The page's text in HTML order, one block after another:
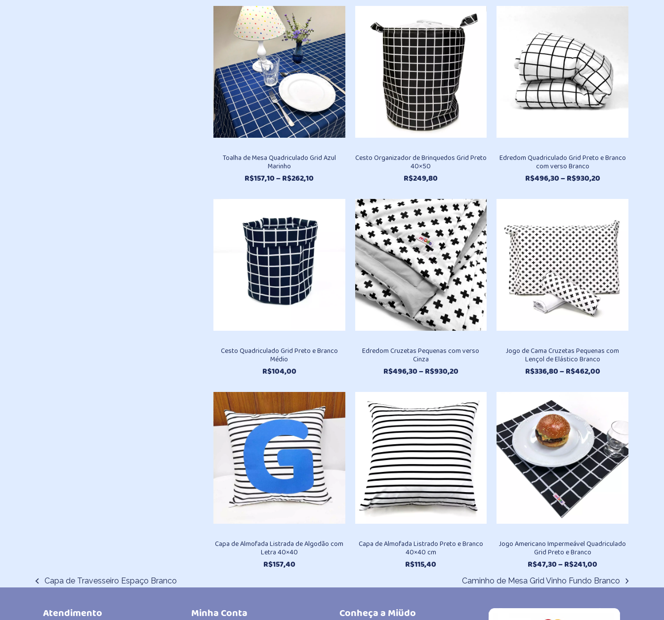
preço:
através
R$272,80
preço:
R$336,80
através
R$462,00
original atual
Toalha de Mesa Quadriculado Grid Azul
Marinho
R$157,10–R$262,10
preço:
através
R$262,10
Cesto Organizador de Brinquedos Grid Preto
40×50
R$249,80
Edredom Quadriculado Grid Preto e Branco
com verso Branco
R$496,30–R$930,20Faixa
preço:
através
R$930,20
Cesto Quadriculado Grid Preto e Branco
Médio
R$104,00
Edredom Cruzetas Pequenas com verso
Cinza
R$496,30–R$930,20Faixa
preço:
R$496,30
através
R$930,20
Jogo de Cama Cruzetas Pequenas com
Lençol de Elástico Branco
R$336,80–R$462,00Faixa
preço:
R$462,00
Capa de Almofada Listrada de Algodão com
Letra 40×40
R$157,40
Capa de Almofada Listrado Preto e Branco
40×40 cm
R$115,40
Jogo Americano Impermeável Quadriculado
Grid Preto e Branco
R$47,30–R$241,00
de
preço:
através
previous
Capa de Travesseiro Espaço Branco
next
Caminho de Mesa Grid Vinho Fundo Branco
Atendimento Minha Conta Conheça a Miüdo